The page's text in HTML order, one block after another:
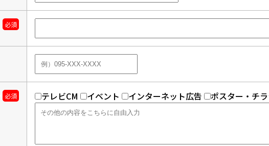
必須
必須 テレビCM イベント インターネット広告 ポスター・チ